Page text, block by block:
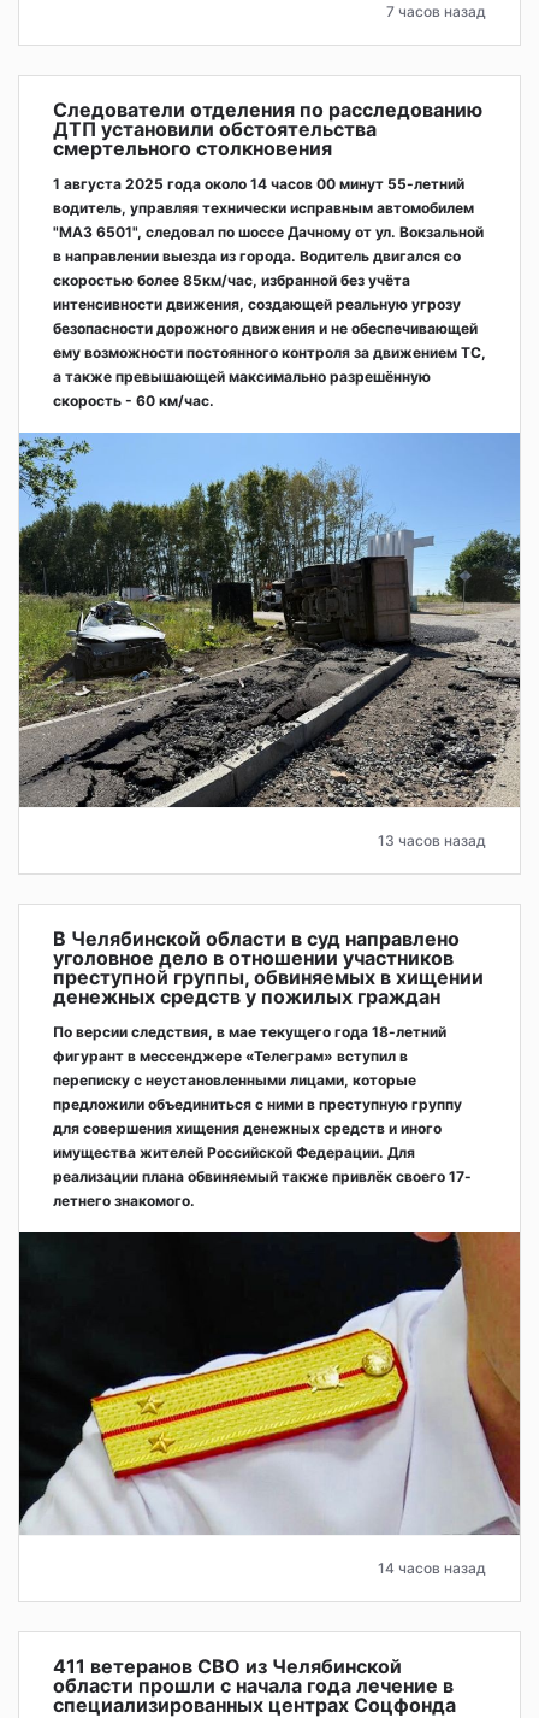
7 часов назад
Следователи отделения по расследованию
ДТП установили обстоятельства
смертельного столкновения
1 августа 2025 года около 14 часов 00 минут 55-летний
водитель, управляя технически исправным автомобилем
"МАЗ 6501", следовал по шоссе Дачному от ул. Вокзальной
в направлении выезда из города. Водитель двигался со
скоростью более 85км/час, избранной без учёта
интенсивности движения, создающей реальную угрозу
безопасности дорожного движения и не обеспечивающей
ему возможности постоянного контроля за движением ТС,
а также превышающей максимально разрешённую
скорость - 60 км/час.
13 часов назад
В Челябинской области в суд направлено
уголовное дело в отношении участников
преступной группы, обвиняемых в хищении
денежных средств у пожилых граждан
По версии следствия, в мае текущего года 18-летний
фигурант в мессенджере «Телеграм» вступил в
переписку с неустановленными лицами, которые
предложили объединиться с ними в преступную группу
для совершения хищения денежных средств и иного
имущества жителей Российской Федерации. Для
реализации плана обвиняемый также привлёк своего 17-
летнего знакомого.
14 часов назад
411 ветеранов СВО из Челябинской
области прошли с начала года лечение в
специализированных центрах Соцфонда